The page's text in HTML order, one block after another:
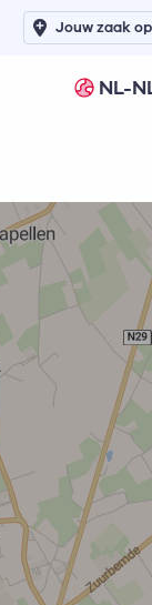
NL-
Jouw zaak